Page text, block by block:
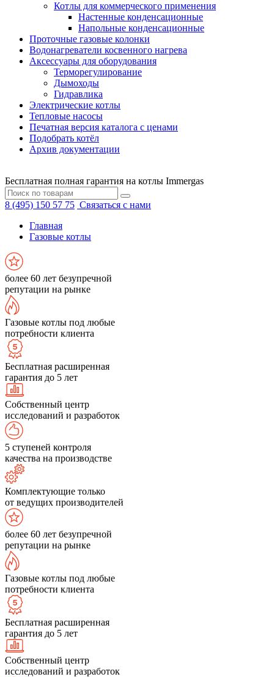
Котлы для коммерческого применения
Настенные конденсационные
Напольные конденсационные
Проточные газовые колонки
Водонагреватели косвенного нагрева
Аксессуары для оборудования
Терморегулирование
Дымоходы
Гидравлика
Электрические котлы
Тепловые насосы
Печатная версия каталога с ценами
Подобрать котёл
Архив документации
Бесплатная полная гарантия на котлы Immergas
8 (495) 150 57 75 Связаться с нами
Главная
Газовые котлы
более 60 лет безупречной
репутации на рынке
Газовые котлы под любые
потребности клиента
Бесплатная расширенная
гарантия до 5 лет
Собственный центр
исследований и разработок
5 ступеней контроля
качества на производстве
Комплектующие только
от ведущих производителей
более 60 лет безупречной
репутации на рынке
Газовые котлы под любые
потребности клиента
Бесплатная расширенная
гарантия до 5 лет
Собственный центр
исследований и разработок